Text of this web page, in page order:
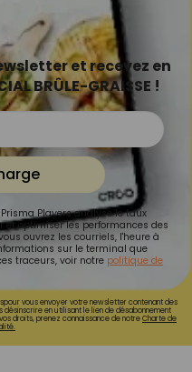
et recevez en
BRÛLE-GRAISSE !
Players analyse le taux
et optimiser les performances des
ouvrez les courriels, l'heure à
sur le terminal que
traceurs, voir notre politique de
vous envoyer votre newsletter contenant des
en utilisant le lien de désabonnement
droits, prenez connaissance de notreCharte de